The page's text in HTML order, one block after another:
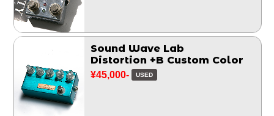
Sound Wave Lab
Distortion +B Custom Color
¥45,000- USED